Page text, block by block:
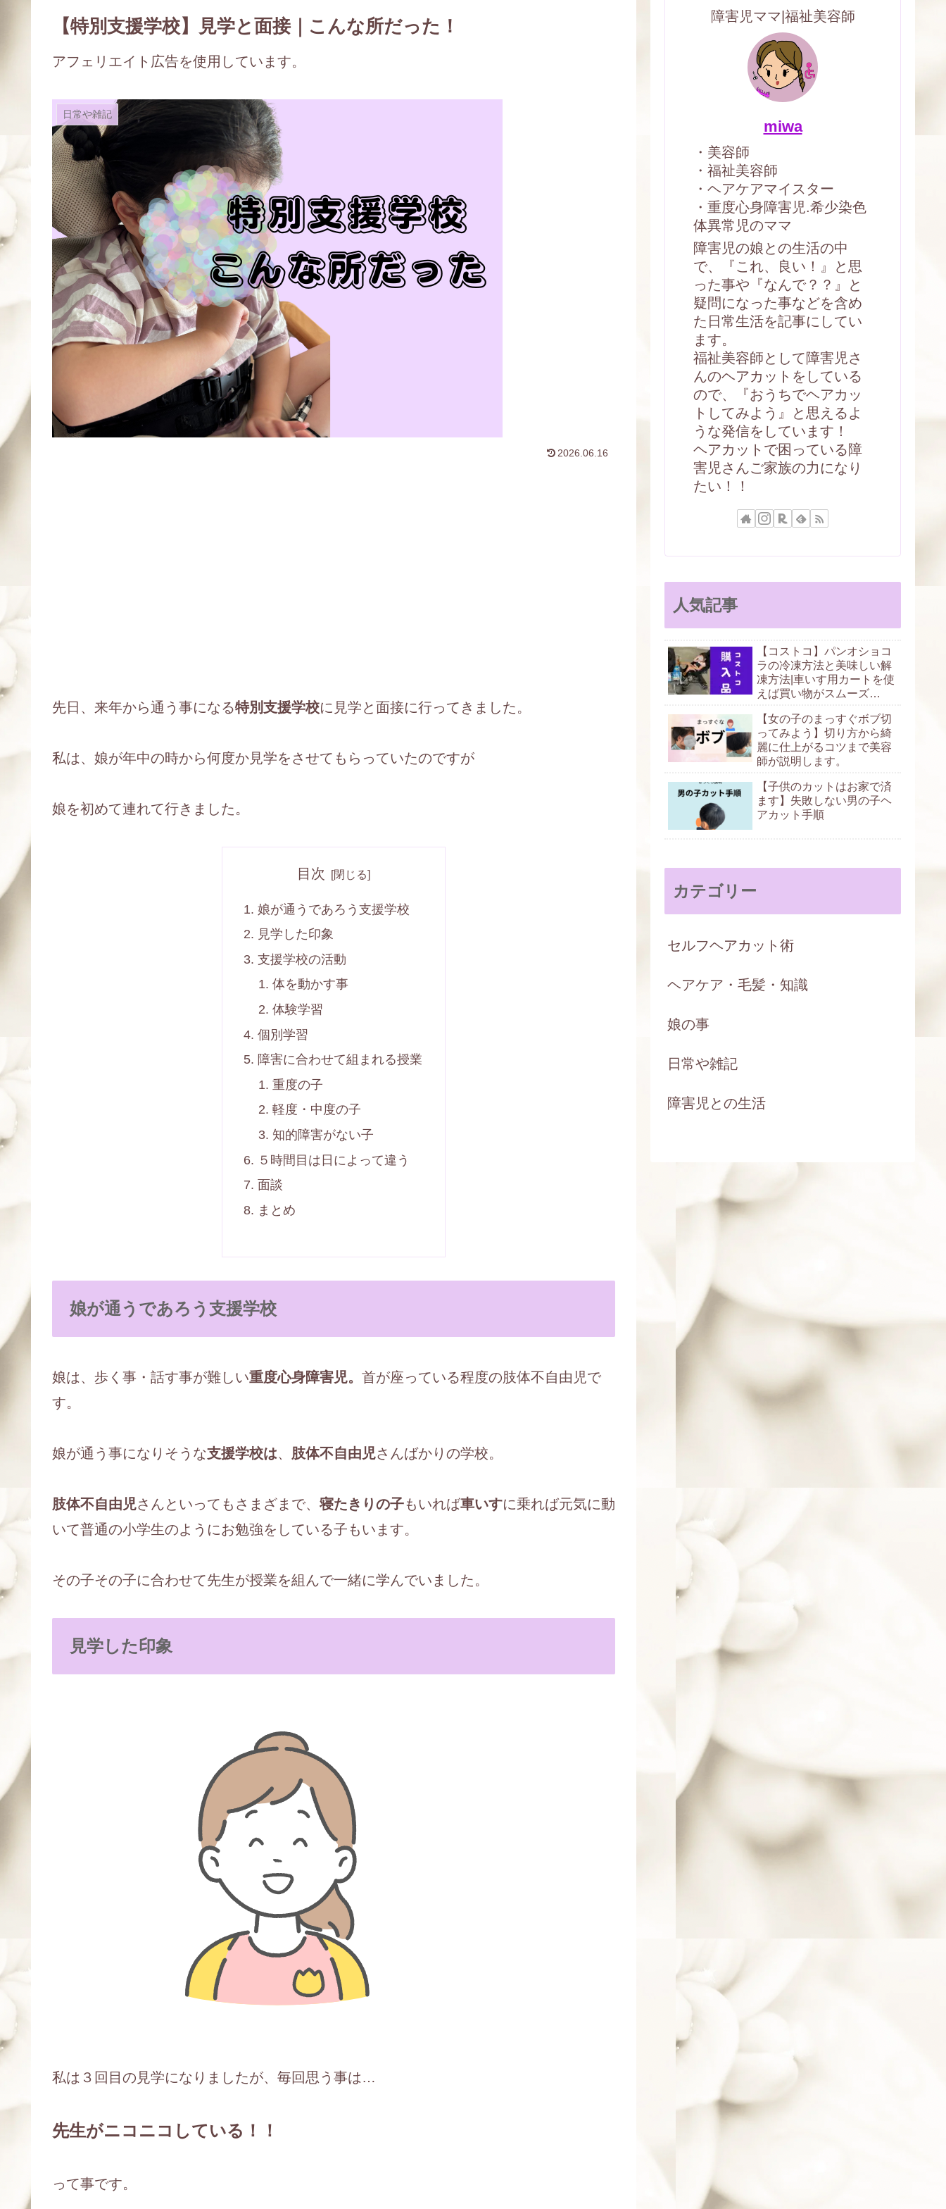
【特別支援学校】見学と面接｜こんな所だった！
アフェリエイト広告を使用しています。
日常や雑記
2026.06.16
先日、来年から通う事になる特別支援学校に見学と面接に行ってきました。
私は、娘が年中の時から何度か見学をさせてもらっていたのですが
娘を初めて連れて行きました。
目次
娘が通うであろう支援学校
見学した印象
支援学校の活動
体を動かす事
体験学習
個別学習
障害に合わせて組まれる授業
重度の子
軽度・中度の子
知的障害がない子
５時間目は日によって違う
面談
まとめ
娘が通うであろう支援学校
娘は、歩く事・話す事が難しい重度心身障害児。 首が座っている程度の肢体不自由児で
す。
娘が通う事になりそうな支援学校は、 肢体不自由児さんばかりの学校。
肢体不自由児さんといってもさまざまで、 寝たきりの子もいれば車いすに乗れば元気に動
いて普通の小学生のようにお勉強をしている子もいます。
その子その子に合わせて先生が授業を組んで一緒に学んでいました。
見学した印象
私は３回目の見学になりましたが、毎回思う事は…
先生がニコニコしている！！
って事です。
障害児ママ|福祉美容師
miwa
・美容師
・福祉美容師
・ヘアケアマイスター
・重度心身障害児.希少染色
体異常児のママ
障害児の娘との生活の中
で、『これ、良い！』と思
った事や『なんで？？』と
疑問になった事などを含め
た日常生活を記事にしてい
ます。
福祉美容師として障害児さ
んのヘアカットをしている
ので、『おうちでヘアカッ
トしてみよう』と思えるよ
うな発信をしています！
ヘアカットで困っている障
害児さんご家族の力になり
たい！！
人気記事
【コストコ】パンオショコ
ラの冷凍方法と美味しい解
凍方法|車いす用カートを使
えば買い物がスムーズ
【女の子のまっすぐボブ切
ってみよう】切り方から綺
麗に仕上がるコツまで美容
師が説明します。
【子供のカットはお家で済
ます】失敗しない男の子ヘ
アカット手順
カテゴリー
セルフヘアカット術
ヘアケア・毛髪・知識
娘の事
日常や雑記
障害児との生活